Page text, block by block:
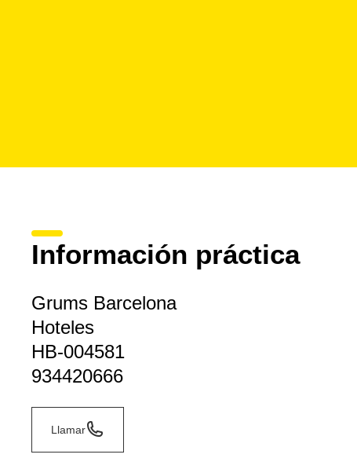
Información práctica
Grums Barcelona
Hoteles
HB-004581
934420666
Llamar